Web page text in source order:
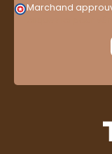
Marchand